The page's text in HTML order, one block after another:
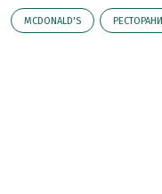
MCDONALD'S РЕСТОРАНИ